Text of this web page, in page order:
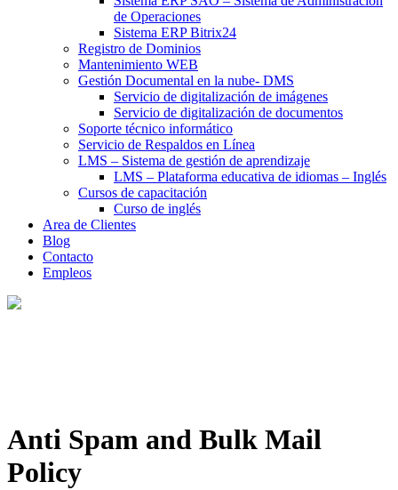
de Operaciones
Sistema ERP Bitrix24
Registro de Dominios
Mantenimiento WEB
Gestión Documental en la nube- DMS
Servicio de digitalización de imágenes
Servicio de digitalización de documentos
Soporte técnico informático
Servicio de Respaldos en Línea
LMS – Sistema de gestión de aprendizaje
LMS – Plataforma educativa de idiomas – Inglés
Cursos de capacitación
Curso de inglés
Area de Clientes
Blog
Contacto
Empleos
Anti Spam and Bulk Mail
Policy